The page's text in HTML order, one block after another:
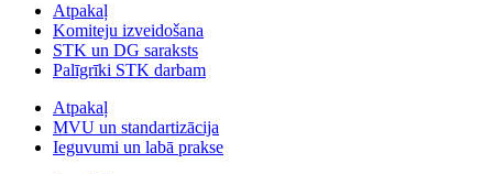
Atpakaļ
Komiteju izveidošana
STK un DG saraksts
Palīgrīki STK darbam
Atpakaļ
MVU un standartizācija
Ieguvumi un labā prakse